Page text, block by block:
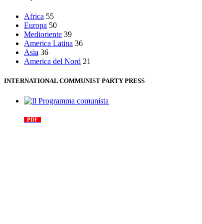
Africa 55
Europa 50
Medioriente 39
America Latina 36
Asia 36
America del Nord 21
INTERNATIONAL COMMUNIST PARTY PRESS
PDF